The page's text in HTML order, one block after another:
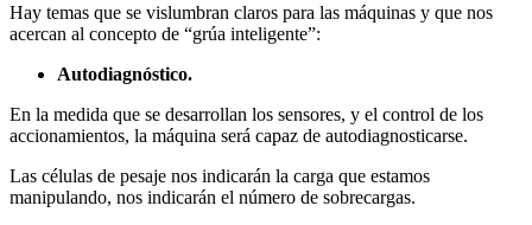
Hay temas que se vislumbran claros para las máquinas y que nos
acercan al concepto de “grúa inteligente”:
Autodiagnóstico.
En la medida que se desarrollan los sensores, y el control de los
accionamientos, la máquina será capaz de autodiagnosticarse.
Las células de pesaje nos indicarán la carga que estamos
manipulando, nos indicarán el número de sobrecargas.